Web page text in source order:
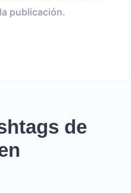
publicación.
de